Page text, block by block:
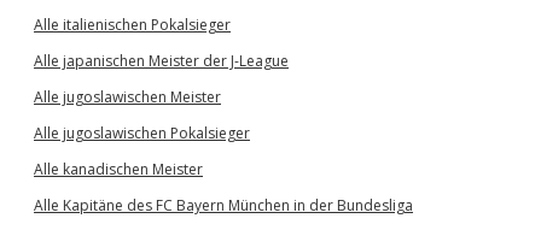
Alle italienischen Pokalsieger
Alle japanischen Meister der J-League
Alle jugoslawischen Meister
Alle jugoslawischen Pokalsieger
Alle kanadischen Meister
Alle Kapitäne des FC Bayern München in der Bundesliga